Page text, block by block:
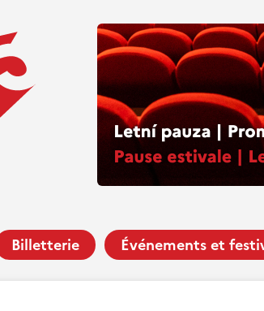
Billetterie Événements et